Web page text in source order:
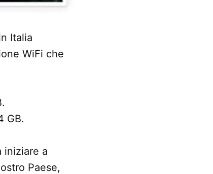
Italia
WiFi che
GB.
iniziare a
Paese,